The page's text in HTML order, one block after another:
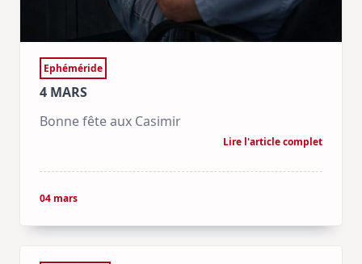
Ephéméride
4 MARS
Bonne fête aux Casimir
Lire l'article complet
04 mars